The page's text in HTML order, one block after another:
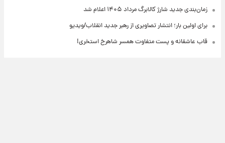
زمان‌بندی جدید شارژ کالابرگ مرداد ۱۴۰۵ اعلام شد
برای اولین بار؛ انتشار تصاویری از رهبر جدید انقلاب/ویدیو
قاب عاشقانه و پست متفاوت همسر شاهرخ استخری!